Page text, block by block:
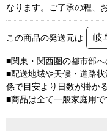
なります。ご了承の程、
この商品の発送元は 岐
■関東・関西圏の都市部
■配送地域や天候・道路
係で目安より日数が掛か
■商品は全て一般家庭用で